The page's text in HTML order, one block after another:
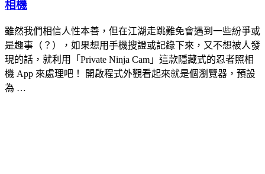
相機
雖然我們相信人性本善，但在江湖走跳難免會遇到一些紛爭或
是趣事（？），如果想用手機搜證或記錄下來，又不想被人發
現的話，就利用「Private Ninja Cam」這款隱藏式的忍者照相
機 App 來處理吧！ 開啟程式外觀看起來就是個瀏覽器，預設
為 …